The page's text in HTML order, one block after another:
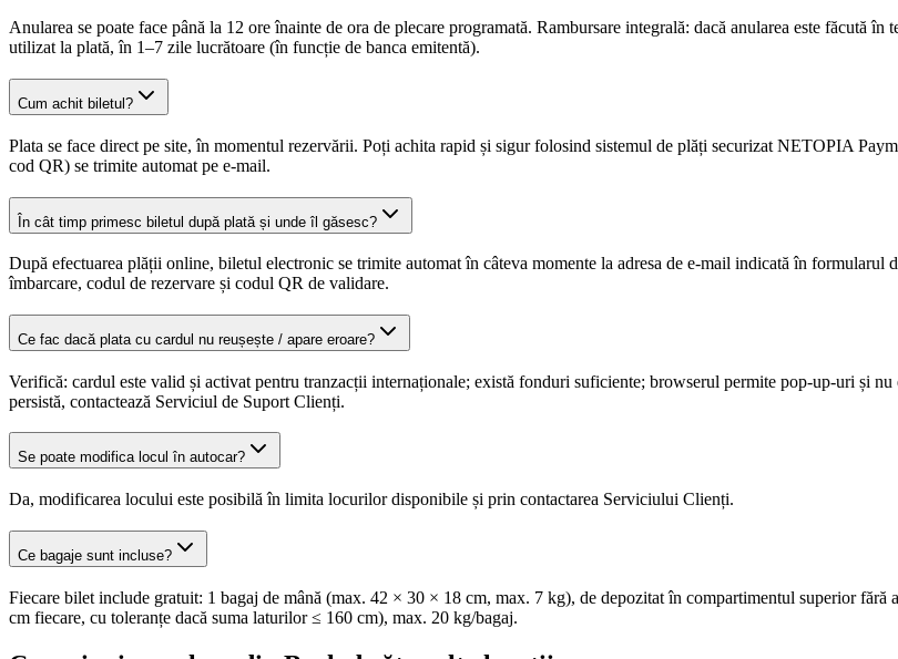
Anularea se poate face până la 12 ore înainte de ora de plecare programată. Rambursare integrală: dacă anularea este făcută
utilizat la plată, în 1–7 zile lucrătoare (în funcție de banca emitentă).
Cum achit biletul?
Plata se face direct pe site, în momentul rezervării. Poți achita rapid și sigur folosind sistemul de plăți securizat NETOPIA
cod QR) se trimite automat pe e-mail.
În cât timp primesc biletul după plată și unde îl găsesc?
După efectuarea plății online, biletul electronic se trimite automat în câteva momente la adresa de e-mail indicată în formularul
îmbarcare, codul de rezervare și codul QR de validare.
Ce fac dacă plata cu cardul nu reușește / apare eroare?
Verifică: cardul este valid și activat pentru tranzacții internaționale; există fonduri suficiente; browserul permite pop-up-uri și
persistă, contactează Serviciul de Suport Clienți.
Se poate modifica locul în autocar?
Da, modificarea locului este posibilă în limita locurilor disponibile și prin contactarea Serviciului Clienți.
Ce bagaje sunt incluse?
Fiecare bilet include gratuit: 1 bagaj de mână (max. 42 × 30 × 18 cm, max. 7 kg), de depozitat în compartimentul superior
cm fiecare, cu toleranțe dacă suma laturilor ≤ 160 cm), max. 20 kg/bagaj.